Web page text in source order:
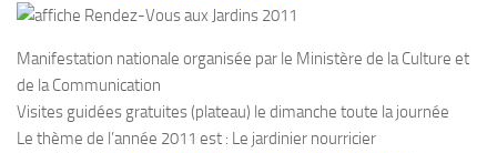
Manifestation nationale organisée par le Ministère de la Culture et
de la Communication
Visites guidées gratuites (plateau) le dimanche toute la journée
Le thème de l’année 2011 est : Le jardinier nourricier